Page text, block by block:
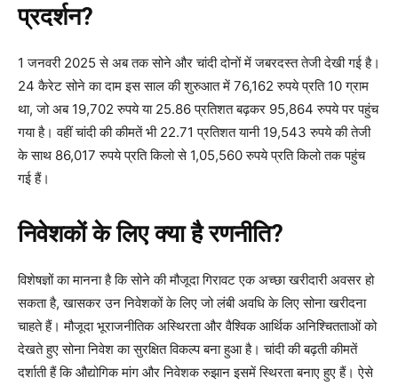
प्रदर्शन?
1 जनवरी 2025 से अब तक सोने और चांदी दोनों में जबरदस्त तेजी देखी गई है।
24 कैरेट सोने का दाम इस साल की शुरुआत में 76,162 रुपये प्रति 10 ग्राम
था, जो अब 19,702 रुपये या 25.86 प्रतिशत बढ़कर 95,864 रुपये पर पहुंच
गया है। वहीं चांदी की कीमतें भी 22.71 प्रतिशत यानी 19,543 रुपये की तेजी
के साथ 86,017 रुपये प्रति किलो से 1,05,560 रुपये प्रति किलो तक पहुंच
गई हैं।
निवेशकों के लिए क्या है रणनीति?
विशेषज्ञों का मानना है कि सोने की मौजूदा गिरावट एक अच्छा खरीदारी अवसर हो
सकता है, खासकर उन निवेशकों के लिए जो लंबी अवधि के लिए सोना खरीदना
चाहते हैं। मौजूदा भूराजनीतिक अस्थिरता और वैश्विक आर्थिक अनिश्चितताओं को
देखते हुए सोना निवेश का सुरक्षित विकल्प बना हुआ है। चांदी की बढ़ती कीमतें
दर्शाती हैं कि औद्योगिक मांग और निवेशक रुझान इसमें स्थिरता बनाए हुए हैं। ऐसे